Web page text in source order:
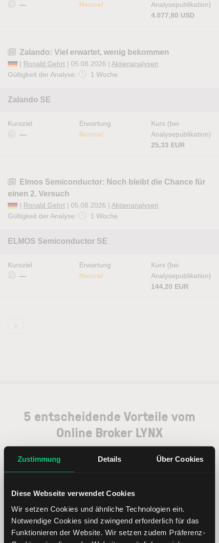
Zustimmung Details Über Cookies
Diese Webseite verwendet Cookies
Wir setzen Cookies und ähnliche Technologien ein.
Notwendige Cookies sind zwingend erforderlich für das
Funktionieren der Website. Wir setzen zudem Präferenz-
—
Neutral
Analysepublikation)
4.077,80 USD
Zalando: Viel erwartet, wenig bekommen
| Ronald Gehrt | 05.08.2026 | Aktienanalysen
Gültigkeit der Analyse:
1 Woche
Zalando SE
Kursziel
—
Erwartung
Neutral
Kurs (bei
Analysepublikation)
25,33 EUR
Elmos Semiconductor: Noch bleibt die Chance für
einen 2. Versuch
| Ronald Gehrt | 05.08.2026 | Aktienanalysen
Gültigkeit der Analyse:
1 Woche
ELMOS Semiconductor SE
Kursziel
—
Erwartung
Neutral
Kurs (bei
Analysepublikation)
144,20 EUR
5 entscheidende Vorteile vom
Online Broker LYNX
Weltweites Handeln